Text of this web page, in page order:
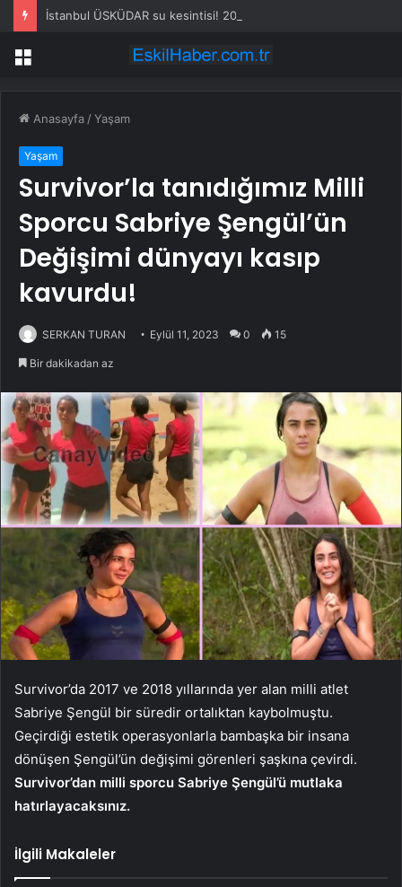
Menü
Anasayfa /Yaşam
Yaşam
Survivor’la tanıdığımız Milli
Sporcu Sabriye Şengül’ün
Değişimi dünyayı kasıp
kavurdu!
SERKAN TURAN Eylül 11, 2023 0 15
Bir dakikadan az
Survivor’da 2017 ve 2018 yıllarında yer alan milli atlet
Sabriye Şengül bir süredir ortalıktan kaybolmuştu.
Geçirdiği estetik operasyonlarla bambaşka bir insana
dönüşen Şengül’ün değişimi görenleri şaşkına çevirdi.
Survivor’dan milli sporcu Sabriye Şengül’ü mutlaka
hatırlayacaksınız.
İlgili Makaleler